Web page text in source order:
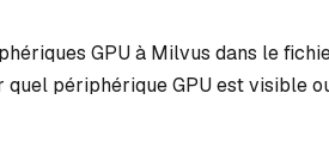
GPU à Milvus dans le
périphérique GPU est visible